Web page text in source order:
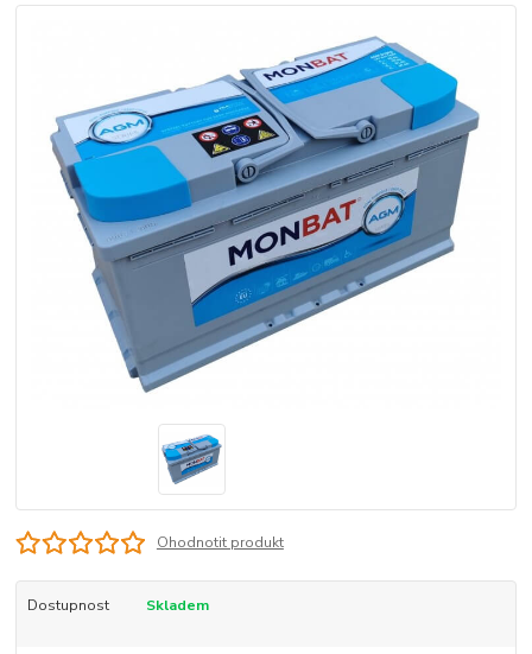
Ohodnotit produkt
Dostupnost Skladem